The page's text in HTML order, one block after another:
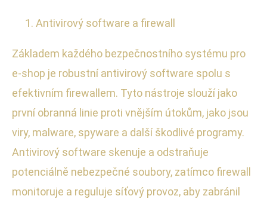
Antivirový software a firewall
Základem každého bezpečnostního systému pro
e-shop je robustní antivirový software spolu s
efektivním firewallem. Tyto nástroje slouží jako
první obranná linie proti vnějším útokům, jako jsou
viry, malware, spyware a další škodlivé programy.
Antivirový software skenuje a odstraňuje
potenciálně nebezpečné soubory, zatímco firewall
monitoruje a reguluje síťový provoz, aby zabránil